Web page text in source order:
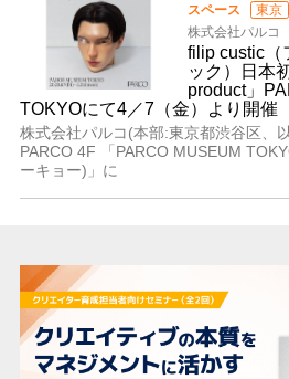
スペース
東京
株式会社パルコ
filip custic（
ック）日本
product」
TOKYOにて4／7（金）より開催
株式会社パルコ(本部:東京都渋谷区、
PARCO 4F 「PARCO MUSEUM
ーキョー)」に